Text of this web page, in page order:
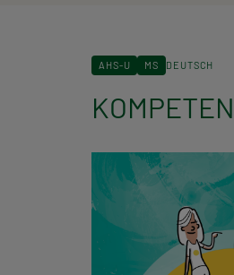
AHS-U MS DEUTSCH